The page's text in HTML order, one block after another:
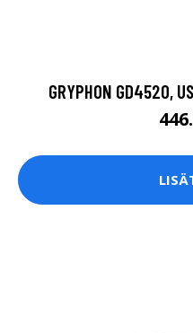
GRYPHON GD4520,